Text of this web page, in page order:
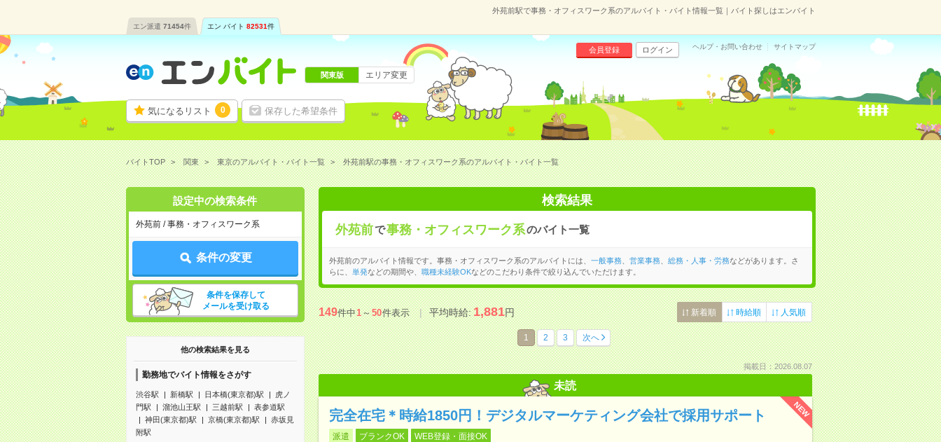
外苑前駅で事務・オフィスワーク系のアルバイト・バイト情報一覧｜バイト探しはエンバイト
エン派遣 71454件 エン バイト 82531件
気になるリスト 0 保存した希望条件
会員登録 ログイン ヘルプ・お問い合わせ サイトマップ
関東版 エリア変更
バイトTOP 関東 東京のアルバイト・バイト一覧 外苑前駅の事務・オフィスワーク系のアルバイト・バイト一覧
設定中の検索条件
外苑前 / 事務・オフィスワーク系
条件の変更
条件を保存して
メールを受け取る
他の検索結果を見る
勤務地でバイト情報をさがす
渋谷駅 新橋駅 日本橋(東京都)駅
虎ノ
門駅
溜池山王駅 三越前駅
表参道駅
神田(東京都)駅
京橋(東京都)駅
赤坂見
附駅
検索結果
外苑前で事務・オフィスワーク系のバイト一覧
外苑前のアルバイト情報です。事務・オフィスワーク系のアルバイトには、 一般事務、 営業事務、 総務・人事・労務などがあります。さ
らに、
単発などの期間や、 職種未経験OKなどのこだわり条件で絞り込んでいただけます。
149件中1～50件表示 平均時給:1,881円 新着順 時給順 人気順
1 2 3 次へ
掲載日：2026.08.07
未読
NEW
完全在宅＊時給1850円！デジタルマーケティング会社で採用サポート
派遣 ブランクOK WEB登録・面接OK